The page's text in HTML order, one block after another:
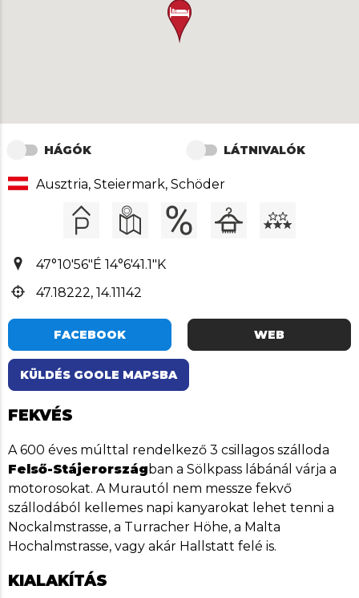
HÁGÓK LÁTNIVALÓK
Ausztria, Steiermark, Schöder
47°10'56"É 14°6'41.1"K
47.18222, 14.11142
FACEBOOK WEB
KÜLDÉS GOOLE MAPSBA
FEKVÉS
A 600 éves múlttal rendelkező 3 csillagos szálloda
Felső-Stájerországban a Sölkpass lábánál várja a
motorosokat. A Murautól nem messze fekvő
szállodából kellemes napi kanyarokat lehet tenni a
Nockalmstrasse, a Turracher Höhe, a Malta
Hochalmstrasse, vagy akár Hallstatt felé is.
KIALAKÍTÁS